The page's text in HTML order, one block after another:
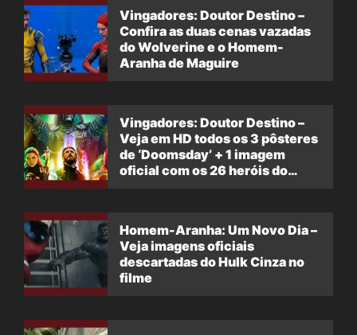
Vingadores: Doutor Destino –
Confira as duas cenas vazadas
do Wolverine e o Homem-
Aranha de Maguire
Vingadores: Doutor Destino –
Veja em HD todos os 3 pôsteres
de ‘Doomsday’ + 1 imagem
oficial com os 26 heróis do
Homem-Aranha: Um Novo Dia –
Veja imagens oficiais
descartadas do Hulk Cinza no
filme